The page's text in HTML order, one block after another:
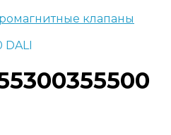
клапаны
DALI